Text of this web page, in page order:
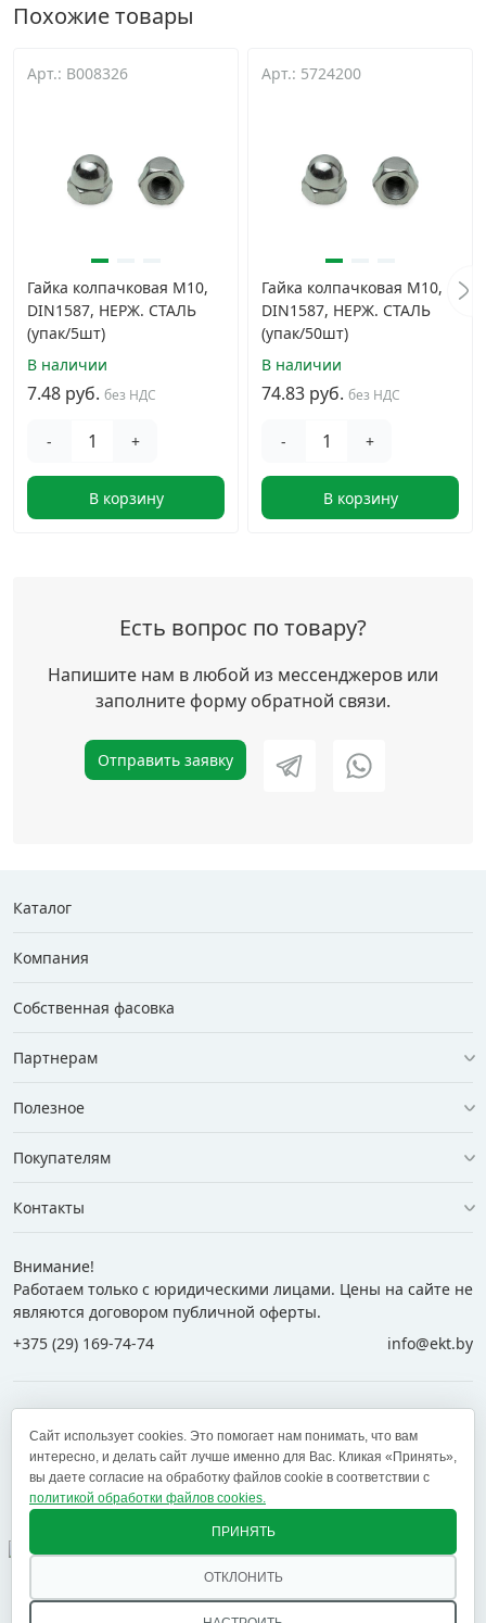
Похожие товары
Арт.: B008326
Гайка колпачковая М10,
DIN1587, НЕРЖ. СТАЛЬ
(упак/5шт)
В наличии
7.48 руб. без НДС
- +
В корзину
Арт.: 5724200
Гайка колпачковая М10,
DIN1587, НЕРЖ. СТАЛЬ
(упак/50шт)
В наличии
74.83 руб. без НДС
- +
В корзину
Есть вопрос по товару?
Напишите нам в любой из мессенджеров или
заполните форму обратной связи.
Отправить заявку
Каталог
Компания
Собственная фасовка
Партнерам
Полезное
Покупателям
Контакты
Внимание!
Работаем только с юридическими лицами. Цены на сайте не
являются договором публичной оферты.
+375 (29) 169-74-74
info@ekt.by
+375 (17) 269-74-74
zakaz@ekt.by
Оставить отзыв
Брест, Витебск, Гомель, Гродно, Могилев и другие
Сайт использует cookies. Это помогает нам понимать, что вам
интересно, и делать сайт лучше именно для Вас. Кликая «Принять»,
вы даете согласие на обработку файлов cookie в соответствии с
политикой обработки файлов cookies.
ОТКЛОНИТЬ
ПРИНЯТЬ